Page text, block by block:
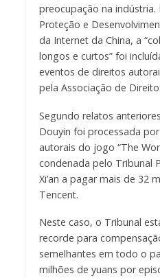
preocupação na indústria.
Proteção e
da Internet da China, a
longos e curtos” foi
eventos de direitos
pela Associação de
Segundo relatos
Douyin foi processada
autorais do jogo “The
condenada pelo Tribunal
Xi’an a pagar mais de 32
Tencent.
Neste caso, o Tribunal
recorde para
semelhantes em todo o
milhões de yuans por